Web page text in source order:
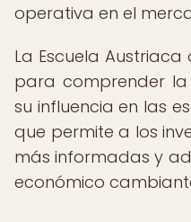
operativa en el
La Escuela
para comprender
su influencia en las
que permite a los
más informadas y
económico